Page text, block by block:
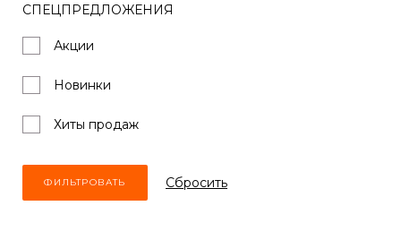
СПЕЦПРЕДЛОЖЕНИЯ
Акции
Новинки
Хиты продаж
Cбросить